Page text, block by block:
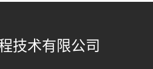
技术有限公司